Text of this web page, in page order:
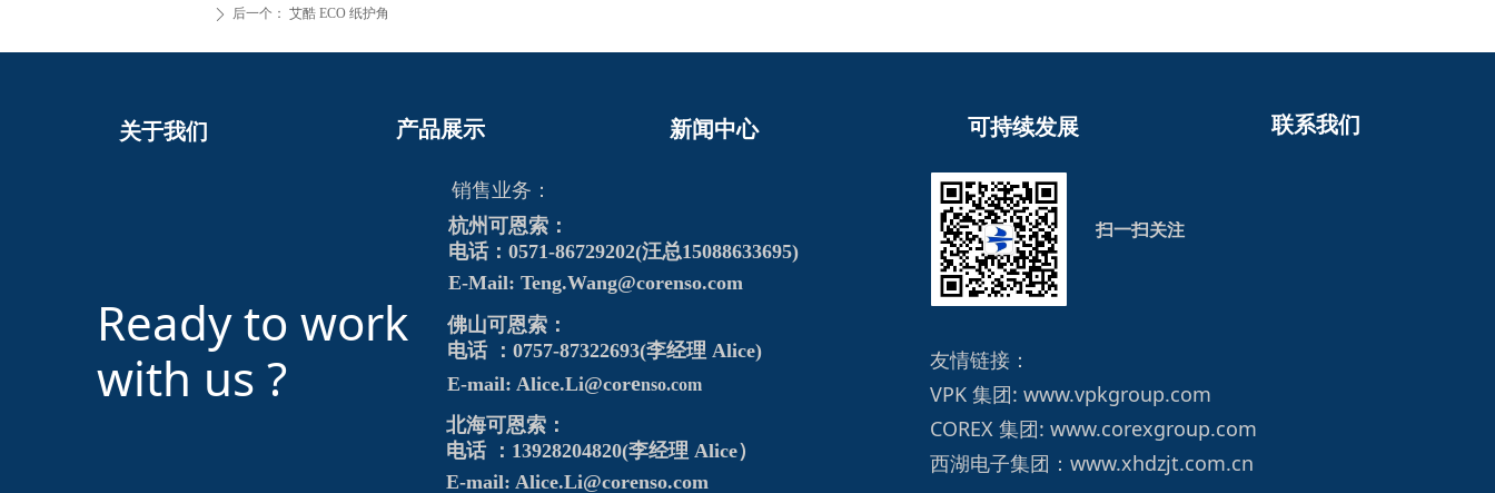
ꄲ 后一个： 艾酷 ECO 纸护角
产品展示 新闻中心 可持续发展 联系我们
杭州可恩索：
电话：0571-86729202(汪总15088633695)
E-Mail: Teng.Wang@corenso.com
佛山可恩索：
电话 ：0757-87322693(李经理 Alice)
E-mail: Alice.Li@corenso.com
扫一扫关注
关于我们
Ready to work
with us ?
销售业务：
北海可恩索：
电话 ：13928204820(李经理 Alice）
E-mail: Alice.Li@corenso.com
友情链接：
VPK 集团: www.vpkgroup.com
COREX 集团: www.corexgroup.com
西湖电子集团： www.xhdzjt.com.cn